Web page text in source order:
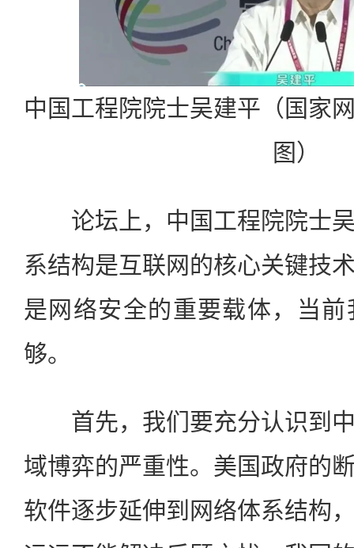
中国工程院院士吴建平（国家
图）
论坛上，中国工程院院士吴
系结构是互联网的核心关键技
是网络安全的重要载体，当
够。
首先，我们要充分认识到中
域博弈的严重性。美国政府的
软件逐步延伸到网络体系结构